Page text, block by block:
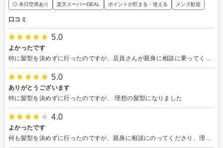
◎ 本日空席あり 楽天スーパーDEAL ポイントが貯まる・使える メンズ歓迎
口コミ
5.0
よかったです
5.0
ありがとうございます
特に髪型を決めずに行ったのですが、 理想の髪型になりました
4.0
よかったです